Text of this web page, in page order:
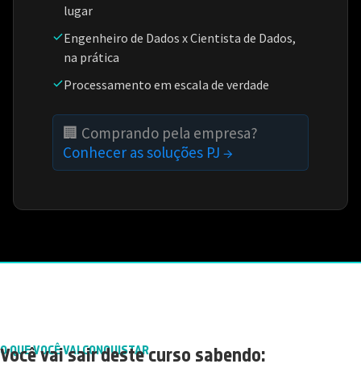
lugar
Engenheiro de Dados x Cientista de Dados,
na prática
Processamento em escala de verdade
🏢 Comprando pela empresa?
Conhecer as soluções PJ →
O QUE VOCÊ VAI CONQUISTAR
Você vai sair deste curso sabendo: